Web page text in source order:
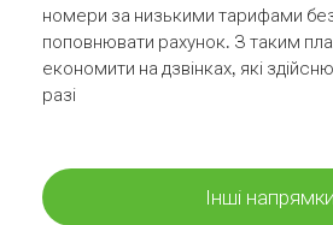
номери за низькими тарифами без
поповнювати рахунок. З таким
економити на дзвінках, які
разі
Інші напрямки